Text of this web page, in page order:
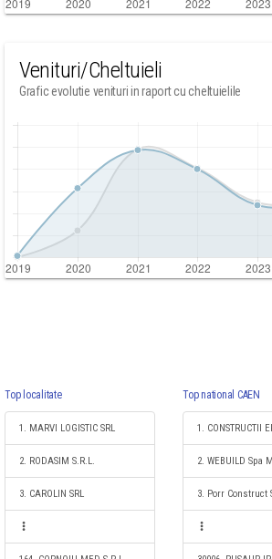
Venituri/Cheltuieli
Grafic evolutie venituri in raport cu cheltuielile
Top localitate
1. MARVI LOGISTIC SRL
2. RODASIM S.R.L.
3. CAROLIN SRL
Top national CAEN
1. CONSTRUCTII
3. Porr Construct